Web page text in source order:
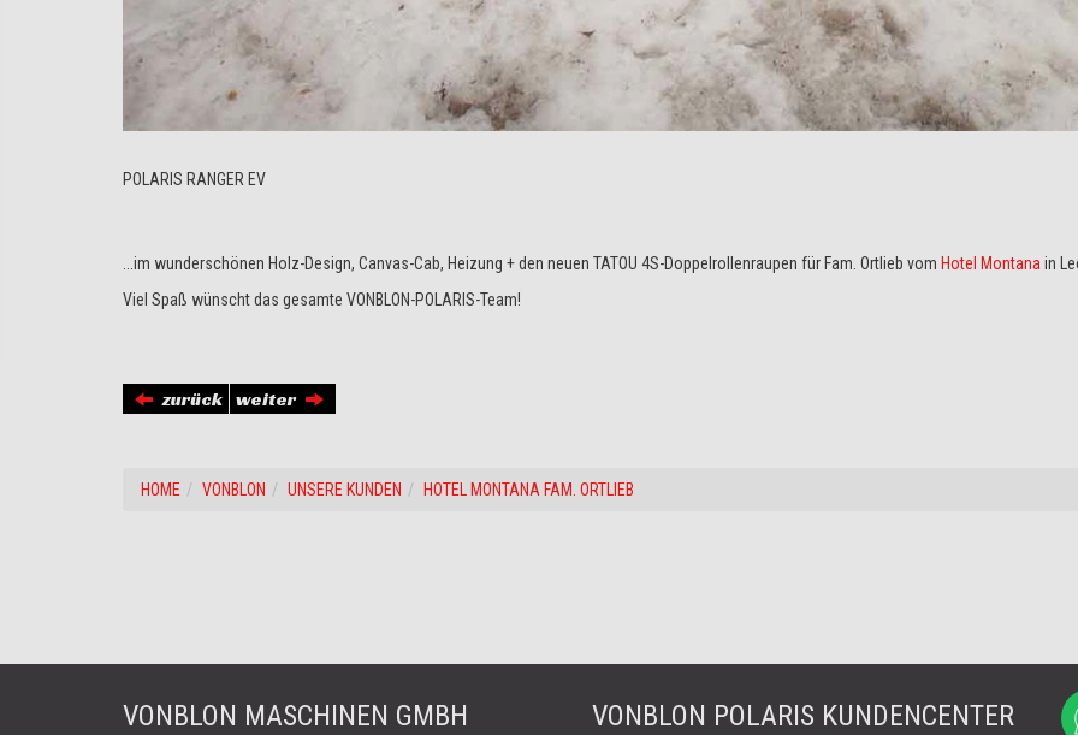
POLARIS RANGER EV
...im wunderschönen Holz-Design, Canvas-Cab, Heizung + den neuen TATOU 4S-Doppelrollenraupen für Fam. Ortlieb vom Hotel Montana in
Viel Spaß wünscht das gesamte VONBLON-POLARIS-Team!
zurück weiter
HOME VONBLON UNSERE KUNDEN HOTEL MONTANA FAM. ORTLIEB
VONBLON MASCHINEN GMBH VONBLON POLARIS KUNDENCENTER